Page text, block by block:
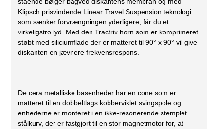
stående bølger bagved diskantens membran og med
Klipsch prisvindende Linear Travel Suspension teknologi
som sænker forvrængningen yderligere, får du et
virkeligstro lyd. Med den Tractrix horn som er komprimeret
støbt med siliciumflade der er matteret til 90° x 90° vil give
diskanten en jævnere frekvensrespons.
De cera metalliske basenheder har en cone som er
matteret til en dobbeltlags kobberviklet svingspole og
enhederne er monteret i en ikke-resonerende stemplet
stålkurv, der er fastgjort til en stor magnetmotor for, at